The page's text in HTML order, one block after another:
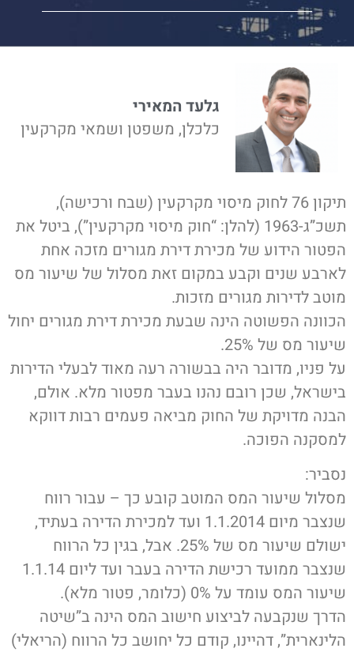
גלעד המאירי
כלכלן, משפטן ושמאי מקרקעין
תיקון 76 לחוק מיסוי מקרקעין (שבח ורכישה),
תשכ”ג-1963 (להלן: “חוק מיסוי מקרקעין”), ביטל את
הפטור הידוע של מכירת דירת מגורים מזכה אחת
לארבע שנים וקבע במקום זאת מסלול של שיעור מס
מוטב לדירות מגורים מזכות.
הכוונה הפשוטה הינה שבעת מכירת דירת מגורים יחול
שיעור מס של 25%.
על פניו, מדובר היה בבשורה רעה מאוד לבעלי הדירות
בישראל, שכן רובם נהנו בעבר מפטור מלא. אולם,
הבנה מדויקת של החוק מביאה פעמים רבות דווקא
למסקנה הפוכה.
נסביר:
מסלול שיעור המס המוטב קובע כך – עבור רווח
שנצבר מיום 1.1.2014 ועד למכירת הדירה בעתיד,
ישולם שיעור מס של 25%. אבל, בגין כל הרווח
שנצבר ממועד רכישת הדירה בעבר ועד ליום 1.1.14
שיעור המס עומד על 0% (כלומר, פטור מלא).
הדרך שנקבעה לביצוע חישוב המס הינה ב”שיטה
הלינארית”, דהיינו, קודם כל יחושב כל הרווח (הריאלי)